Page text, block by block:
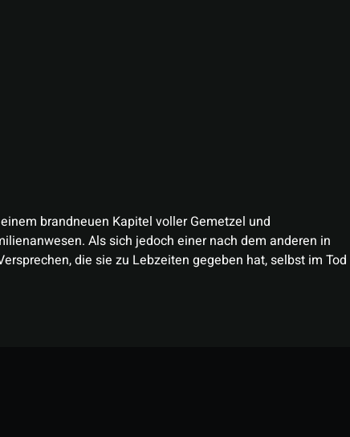
brandneuen Kapitel voller Gemetzel und
Als sich jedoch einer nach dem anderen in
die sie zu Lebzeiten gegeben hat, selbst im Tod